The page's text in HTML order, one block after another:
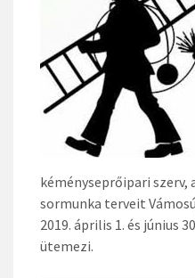
kéményseprőipari szerv,
sormunka terveit
2019. április 1. és június
ütemezi.